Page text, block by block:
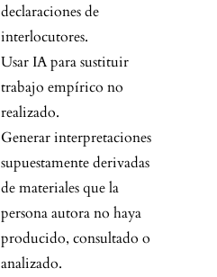
declaraciones de
interlocutores.
Usar IA para sustituir
trabajo empírico no
realizado.
Generar interpretaciones
supuestamente derivadas
de materiales que la
persona autora no haya
producido, consultado o
analizado.